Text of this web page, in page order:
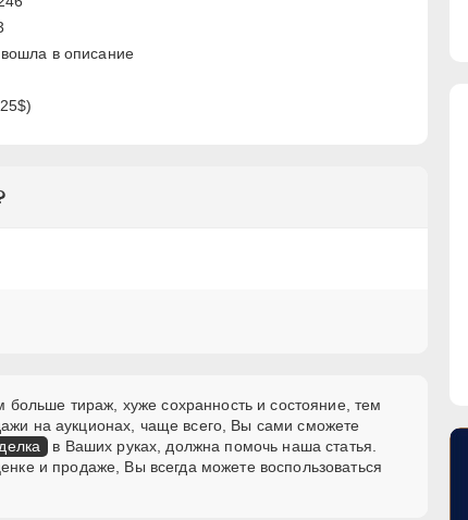
в описание
тираж, хуже сохранность и состояние, тем
на аукционах, чаще всего, Вы сами сможете
в Ваших руках, должна помочь наша статья.
и продаже, Вы всегда можете воспользоваться